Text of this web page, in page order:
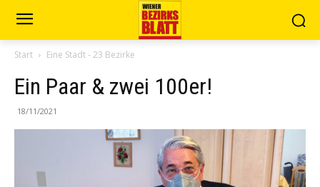
Start Eine Stadt - 23 Bezirke
Ein Paar & zwei 100er!
18/11/2021